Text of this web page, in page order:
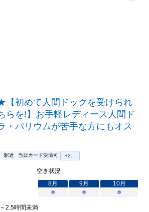
初めて人間ドックを受けられ
らを!】お手軽レディース人間ド
バリウムが苦手な方にもオス
駅近 当日カード決済可 +2...
空き状況
8月 9月 10月
○
○ ○
2.5時間未満